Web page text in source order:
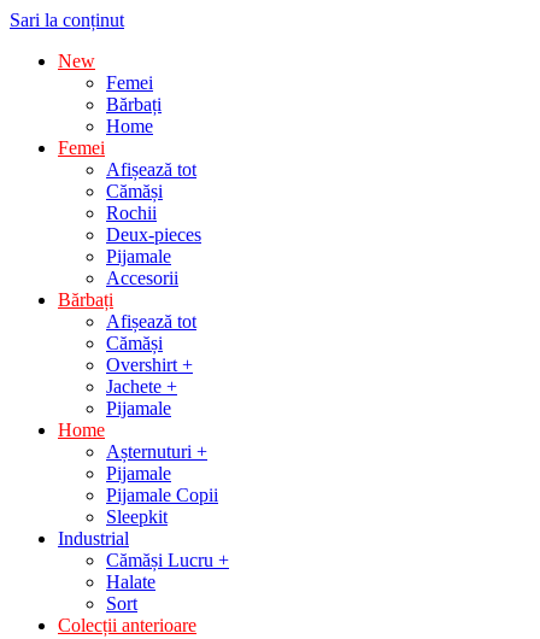
Sari la conținut
New
Femei
Bărbați
Home
Femei
Afișează tot
Cămăși
Rochii
Deux-pieces
Pijamale
Accesorii
Bărbați
Afișează tot
Cămăși
Overshirt +
Jachete +
Pijamale
Home
Așternuturi +
Pijamale
Pijamale Copii
Sleepkit
Industrial
Cămăși Lucru +
Halate
Sort
Colecții anterioare